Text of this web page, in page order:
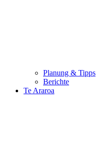
Planung & Tipps
Berichte
Te Araroa